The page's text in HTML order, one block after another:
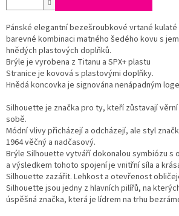
Pánské elegantní bezešroubkové vrtané
barevné kombinaci matného šedého kovu s
hnědých plastových doplňků.
Brýle je vyrobena z Titanu a SPX+ plastu
Stranice je kovová s plastovými doplňky.
Hnědá koncovka je signována nenápadným
Silhouette je značka pro ty, kteří zůstavají věrní
sobě.
Módní vlivy přicházejí a odcházejí, ale styl
1964 věčný a nadčasový.
Brýle Silhouette vytváří dokonalou symbiózu s
a výsledkem tohoto spojení je vnitřní síla a
Silhouette zazářit. Lehkost a otevřenost
Silhouette jsou jedny z hlavních pilířů, na
úspěšná značka, která je lídrem na trhu